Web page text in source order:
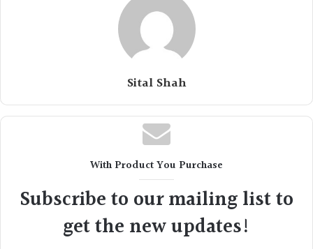
Sital Shah
With Product You Purchase
Subscribe to our mailing list to
get the new updates!